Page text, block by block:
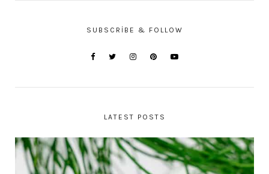
SUBSCRIBE & FOLLOW
LATEST POSTS